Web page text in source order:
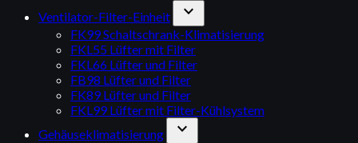
Ventilator-Filter-Einheit expand_more
FK99 Schaltschrank-Klimatisierung
FKL55 Lüfter mit Filter
FKL66 Lüfter und Filter
FB98 Lüfter und Filter
FK89 Lüfter und Filter
FKL99 Lüfter mit Filter-Kühlsystem
Gehäuseklimatisierung
expand_more